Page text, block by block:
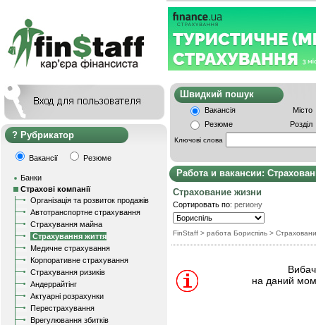
Рубрикатор
Вакансії Резюме
Банки
Страхові компанії
Організація та розвиток продажів
Автотранспортне страхування
Страхування майна
Страхування життя
Медичне страхування
Корпоративне страхування
Страхування ризиків
Андеррайтінг
Актуарні розрахунки
Перестрахування
Врегулювання збитків
Швидкий
Вакансія
Місто
Резюме
Розділ
Ключові слова
Работа и вакансии:
Страхование жизни
Сортировать по: региону
FinStaff > работа Бориспіль >
на даний